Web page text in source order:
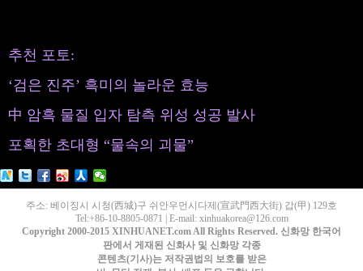
추천 포토:
‘검은 진주’ 흑미의 놀라운 효능
中 암흑 물질 입자 탐측 위성 성공 발사
포획한 초대형 “물속의 괴물”
주소: 베이징시 시청(西城)구 쉬안우먼시다제(宣武門西大街) 갑(甲) 129호
Tel:+86-10-8805-0871 | E-mail: xinhuakorea@126.com
Copyright 2000-2015 XINHUANET.com All Rights Reserved. 신화망 한국어
판에서 게재된 신화사 및 신화망 각종
콘텐츠(기사)는 저작권법의 보호를 받은